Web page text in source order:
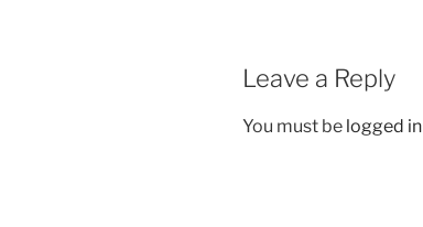
Leave a Reply
You must be logged in